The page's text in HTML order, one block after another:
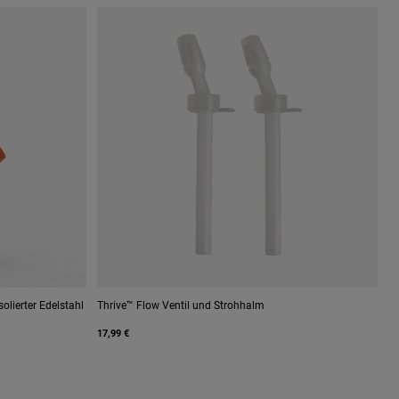
Edelstahl
Mountain.
Thrive™ Flow Ventil und Strohhalm
17,99 €